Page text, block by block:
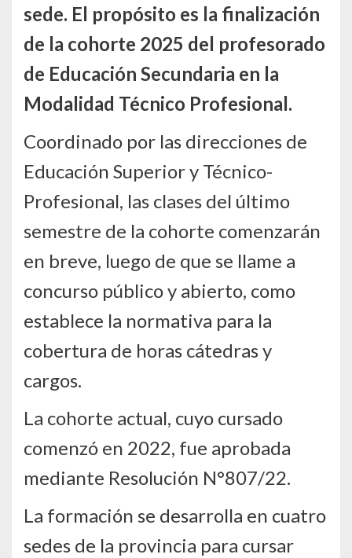
sede. El propósito es la finalización
de la cohorte 2025 del profesorado
de Educación Secundaria en la
Modalidad Técnico Profesional.
Coordinado por las direcciones de
Educación Superior y Técnico-
Profesional, las clases del último
semestre de la cohorte comenzarán
en breve, luego de que se llame a
concurso público y abierto, como
establece la normativa para la
cobertura de horas cátedras y
cargos.
La cohorte actual, cuyo cursado
comenzó en 2022, fue aprobada
mediante Resolución N°807/22.
La formación se desarrolla en cuatro
sedes de la provincia para cursar